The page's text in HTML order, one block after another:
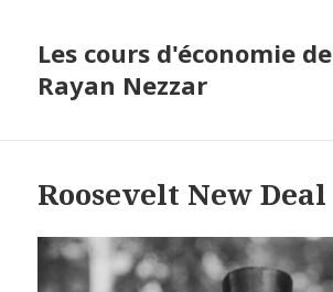
Les cours d'économie de
Rayan Nezzar
Roosevelt New Deal